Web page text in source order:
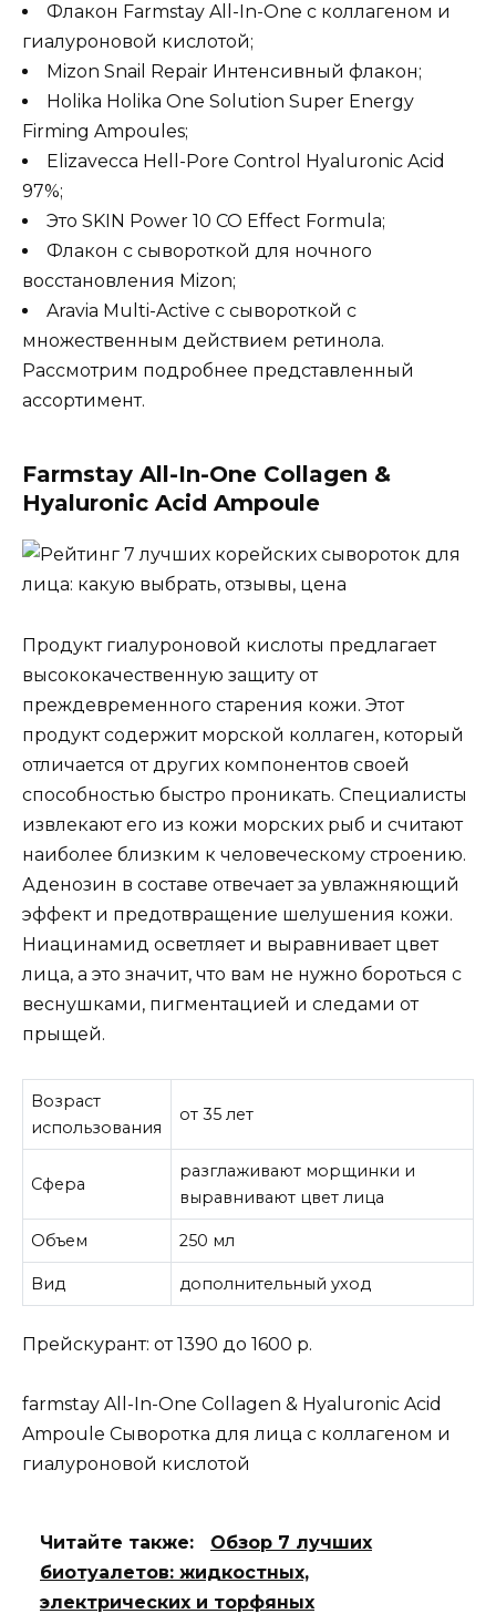
Флакон Farmstay All-In-One с коллагеном и
гиалуроновой кислотой;
Mizon Snail Repair Интенсивный флакон;
Holika Holika One Solution Super Energy
Firming Ampoules;
Elizavecca Hell-Pore Control Hyaluronic Acid
97%;
Это SKIN Power 10 CO Effect Formula;
Флакон с сывороткой для ночного
восстановления Mizon;
Aravia Multi-Active с сывороткой с
множественным действием ретинола.
Рассмотрим подробнее представленный
ассортимент.
Farmstay All-In-One Collagen &
Hyaluronic Acid Ampoule
Продукт гиалуроновой кислоты предлагает
высококачественную защиту от
преждевременного старения кожи. Этот
продукт содержит морской коллаген, который
отличается от других компонентов своей
способностью быстро проникать. Специалисты
извлекают его из кожи морских рыб и считают
наиболее близким к человеческому строению.
Аденозин в составе отвечает за увлажняющий
эффект и предотвращение шелушения кожи.
Ниацинамид осветляет и выравнивает цвет
лица, а это значит, что вам не нужно бороться с
веснушками, пигментацией и следами от
прыщей.
Возраст
использования
от 35 лет
Сфера
разглаживают морщинки и
выравнивают цвет лица
Объем 250 мл
Вид дополнительный уход
Прейскурант: от 1390 до 1600 р.
farmstay All-In-One Collagen & Hyaluronic Acid
Ampoule Сыворотка для лица с коллагеном и
гиалуроновой кислотой
Читайте также:
Обзор 7 лучших
биотуалетов: жидкостных,
электрических и торфяных